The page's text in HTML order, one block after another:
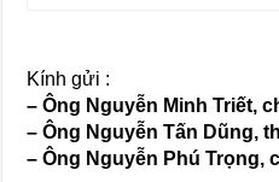
Kính gửi :
– Ông Nguyễn Minh Triết,
– Ông Nguyễn Tấn Dũng,
– Ông Nguyễn Phú Trọng,